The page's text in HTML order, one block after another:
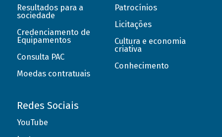
Resultados para a
sociedade
Credenciamento de
Equipamentos
Consulta PAC
Moedas contratuais
Patrocínios
Licitações
Cultura e economia
criativa
Conhecimento
Redes Sociais
YouTube